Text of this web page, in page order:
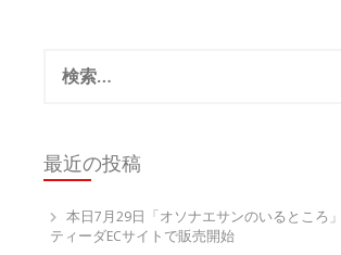
最近の投稿
本日7月29日「オソナエサンのいるところ
ティーダECサイトで販売開始